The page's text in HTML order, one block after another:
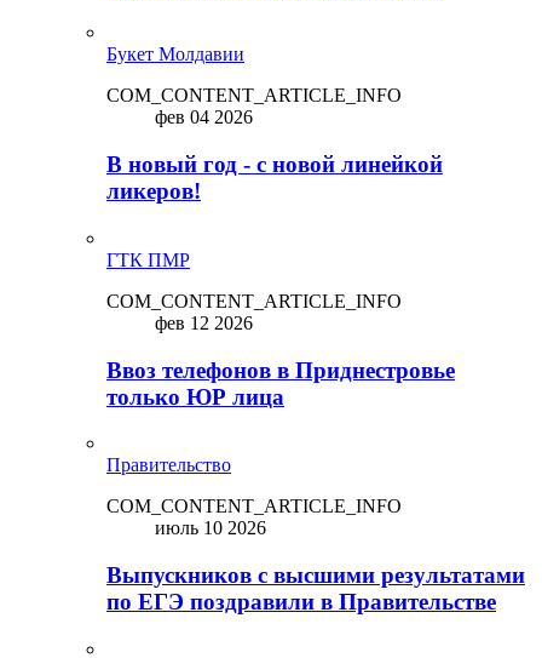
Букет Молдавии
COM_CONTENT_ARTICLE_INFO
фев 04 2026
В новый год - с новой линейкой
ликepoв!
ГТК ПМР
COM_CONTENT_ARTICLE_INFO
фев 12 2026
Ввоз телефонов в Приднестровье
только ЮР лица
Правительство
COM_CONTENT_ARTICLE_INFO
июль 10 2026
Выпускников с высшими результатами
по ЕГЭ поздравили в Правительстве